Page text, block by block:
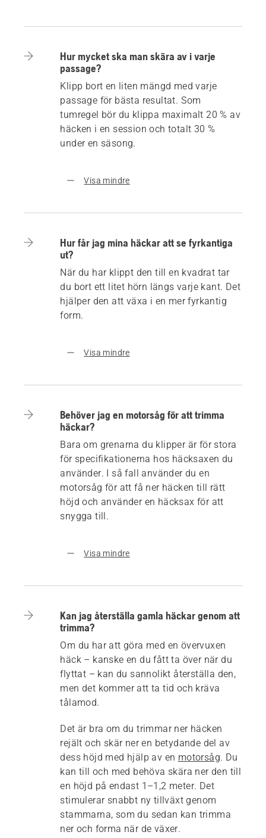
Hur mycket ska man skära av i varje
passage?
Klipp bort en liten mängd med varje
passage för bästa resultat. Som
tumregel bör du klippa maximalt 20 % av
häcken i en session och totalt 30 %
under en säsong.
Visa mindre
Hur får jag mina häckar att se fyrkantiga
ut?
När du har klippt den till en kvadrat tar
du bort ett litet hörn längs varje kant. Det
hjälper den att växa i en mer fyrkantig
form.
Visa mindre
Behöver jag en motorsåg för att trimma
häckar?
Bara om grenarna du klipper är för stora
för specifikationerna hos häcksaxen du
använder. I så fall använder du en
motorsåg för att få ner häcken till rätt
höjd och använder en häcksax för att
snygga till.
Visa mindre
Kan jag återställa gamla häckar genom att
trimma?
Om du har att göra med en övervuxen
häck – kanske en du fått ta över när du
flyttat – kan du sannolikt återställa den,
men det kommer att ta tid och kräva
tålamod.
Det är bra om du trimmar ner häcken
rejält och skär ner en betydande del av
dess höjd med hjälp av en motorsåg. Du
kan till och med behöva skära ner den till
en höjd på endast 1–1,2 meter. Det
stimulerar snabbt ny tillväxt genom
stammarna, som du sedan kan trimma
ner och forma när de växer.